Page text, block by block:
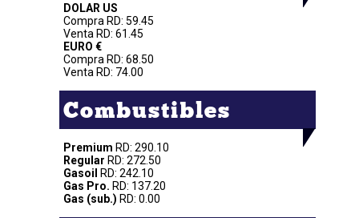
DOLAR US
Compra RD: 59.45
Venta RD: 61.45
EURO €
Compra RD: 68.50
Venta RD: 74.00
Combustibles
Premium RD: 290.10
Regular RD: 272.50
Gasoil
RD: 242.10
Gas Pro. RD: 137.20
Gas (sub.) RD: 0.00